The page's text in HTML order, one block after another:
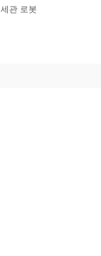
세관 로봇